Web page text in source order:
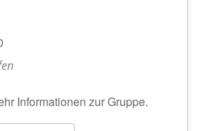
Informationen zur Gruppe.